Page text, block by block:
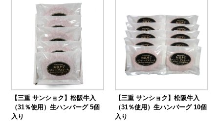
【三重 サンショク】松阪牛入
（31％使用）生ハンバーグ 5個
入り
【三重 サンショク】松阪牛入
（31％使用）生ハンバーグ 10個
入り